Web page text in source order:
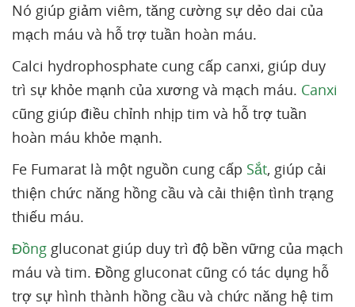
Nó giúp giảm viêm, tăng cường sự dẻo dai của
mạch máu và hỗ trợ tuần hoàn máu.
Calci hydrophosphate cung cấp canxi, giúp duy
trì sự khỏe mạnh của xương và mạch máu. Canxi
cũng giúp điều chỉnh nhịp tim và hỗ trợ tuần
hoàn máu khỏe mạnh.
Fe Fumarat là một nguồn cung cấp Sắt, giúp cải
thiện chức năng hồng cầu và cải thiện tình trạng
thiếu máu.
Đồng gluconat giúp duy trì độ bền vững của mạch
máu và tim. Đồng gluconat cũng có tác dụng hỗ
trợ sự hình thành hồng cầu và chức năng hệ tim